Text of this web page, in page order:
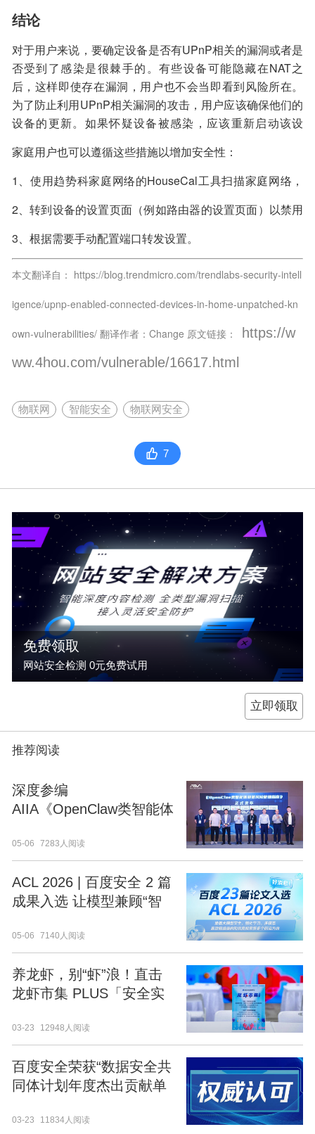
之前版本里，unique_service_name函数中存在基于堆栈的
缓冲区溢出漏洞（CVE-2012-5958），它允许远程攻击通
过用户数据报协议（UDP）数据包执行任意代码。
结论
对于用户来说，要确定设备是否有UPnP相关的漏洞或者是
否受到了感染是很棘手的。有些设备可能隐藏在NAT之
后，这样即使存在漏洞，用户也不会当即看到风险所在。
为了防止利用UPnP相关漏洞的攻击，用户应该确保他们的
设备的更新。如果怀疑设备被感染，应该重新启动该设
全部替换。除非网络需要在设备中启用UPnP功能，否则最
好在设备允许的情况下禁用。然而，需要注意的是，关闭U
系，或者需要忽略来自设备的请求。
家庭用户也可以遵循这些措施以增加安全性：
1、使用趋势科家庭网络的HouseCal工具扫描家庭网络，
2、转到设备的设置页面（例如路由器的设置页面）以禁用
3、根据需要手动配置端口转发设置。
本文翻译自： https://blog.trendmicro.com/trendlabs-security-intell
igence/upnp-enabled-connected-devices-in-home-unpatched-kn
own-vulnerabilities/ 翻译作者： Change 原文链接：
https://w
ww.4hou.com/vulnerable/16617.html
物联网 智能安全 物联网安全
7
免费领取
网站安全检测 0元免费试用
立即领取
推荐阅读
深度参编
AIIA《OpenClaw类智能体
安全引领智能体安全新范
式
05-06 7283人阅读
ACL 2026 | 百度安全 2 篇
成果入选 让模型兼顾“智
05-06 7140人阅读
养龙虾，别“虾”浪！直击
龙虾市集 PLUS「安全实
03-23 12948人阅读
百度安全荣获“数据安全共
同体计划年度杰出贡献单
单位”
03-23 11834人阅读